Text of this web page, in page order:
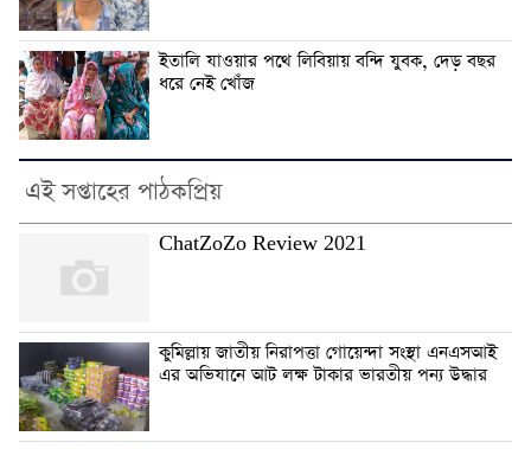
ইতালি যাওয়ার পথে লিবিয়ায় বন্দি যুবক, দেড় বছর
ধরে নেই খোঁজ
এই সপ্তাহের পাঠকপ্রিয়
ChatZoZo Review 2021
কুমিল্লায় জাতীয় নিরাপত্তা গোয়েন্দা সংস্থা এনএসআই
এর অভিযানে আট লক্ষ টাকার ভারতীয় পন্য উদ্ধার